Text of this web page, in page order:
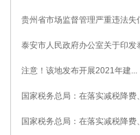
贵州省市场监督管理严重违法失
泰安市人民政府办公室关于印发
注意！该地发布开展2021年建...
国家税务总局：在落实减税降费
国家税务总局：在落实减税降费